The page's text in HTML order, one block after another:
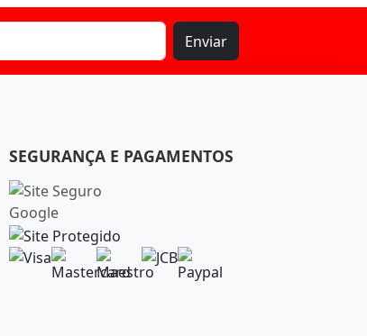
Enviar
SEGURANÇA E PAGAMENTOS